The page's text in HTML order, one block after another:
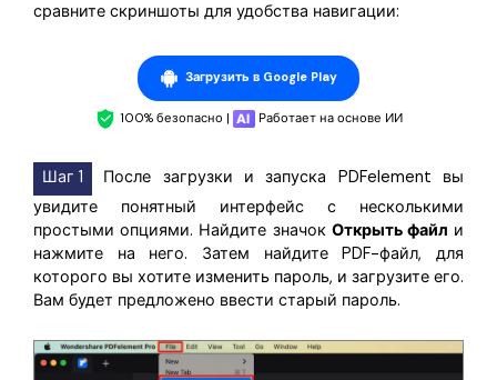
сравните скриншоты для удобства навигации:
Загрузить в Google Play
100% безопасно | Работает на основе ИИ
Шаг 1
После загрузки и запуска PDFelement вы
увидите понятный интерфейс с несколькими
простыми опциями. Найдите значок Открыть файл и
нажмите на него. Затем найдите PDF-файл, для
которого вы хотите изменить пароль, и загрузите его.
Вам будет предложено ввести старый пароль.